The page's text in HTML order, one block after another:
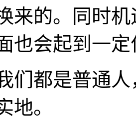
来的。同时
也会起到一定
们都是普通
地。